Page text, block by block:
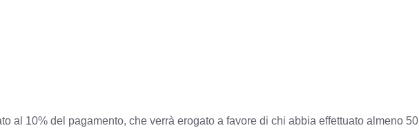
al 10% del pagamento, che verrà erogato a favore di chi abbia effettuato almeno 50